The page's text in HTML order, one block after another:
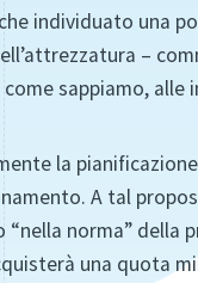
individuato una
–
sappiamo,
la
A tal
norma” della
una quota